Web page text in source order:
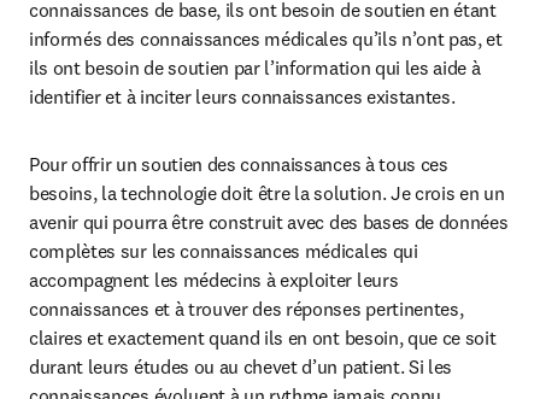
connaissances de base, ils ont besoin de soutien en étant
informés des connaissances médicales qu’ils n’ont pas, et
ils ont besoin de soutien par l’information qui les aide à
identifier et à inciter leurs connaissances existantes.
Pour offrir un soutien des connaissances à tous ces
besoins, la technologie doit être la solution. Je crois en un
avenir qui pourra être construit avec des bases de données
complètes sur les connaissances médicales qui
accompagnent les médecins à exploiter leurs
connaissances et à trouver des réponses pertinentes,
claires et exactement quand ils en ont besoin, que ce soit
durant leurs études ou au chevet d’un patient. Si les